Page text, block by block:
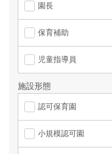
園長
保育補助
児童指導員
施設形態
認可保育園
小規模認可園